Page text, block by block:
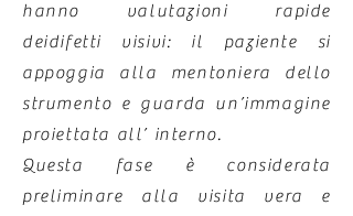
hanno valutazioni rapide
deidifetti visivi: il paziente si
appoggia alla mentoniera dello
strumento e guarda un’immagine
proiettata all’ interno.
Questa fase è considerata
preliminare alla visita vera e